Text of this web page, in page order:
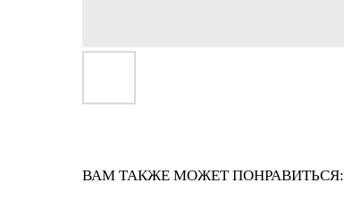
ВАМ ТАКЖЕ МОЖЕТ ПОНРАВИТЬСЯ: